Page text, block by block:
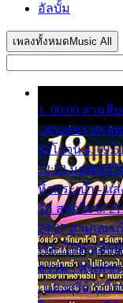
อัลบั้ม
เพลงทั้งหมด Music All
1. 00:00 สามสิ
- ศรเพชร ศรสุ
รุ่งโรจน์ 4.
12:23 มอเตอร์
หิ้วกระเป๋า - แส
รัก สลักใจ 8.
24:27 สามเณร
เวลาไปหาเมีย
ธรรม - ศรเพช
- แสงสุรีย์ รุ่งโ